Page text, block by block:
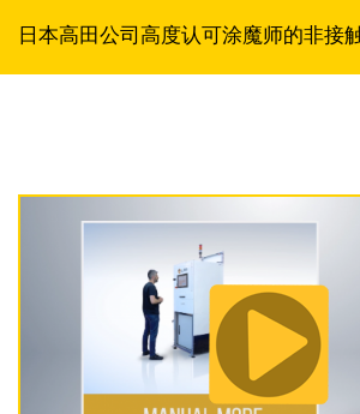
日本高田公司高度认可涂魔师的非接